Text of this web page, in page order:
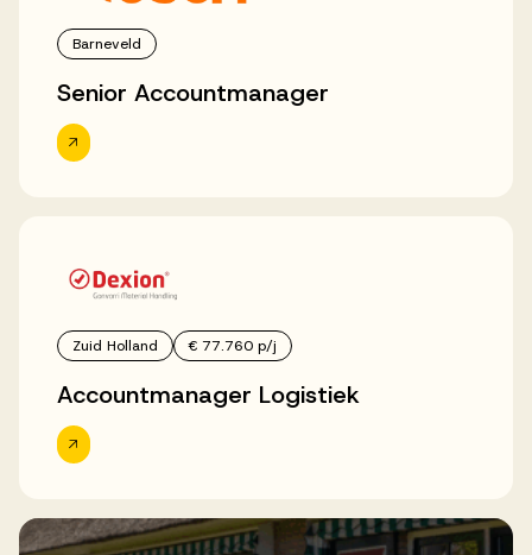
Barneveld
Senior Accountmanager
Zuid Holland € 77.760 p/j
Accountmanager Logistiek